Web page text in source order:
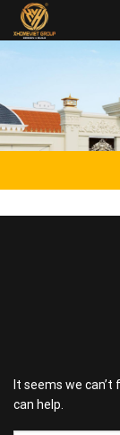
Skip
It seems we
can help.